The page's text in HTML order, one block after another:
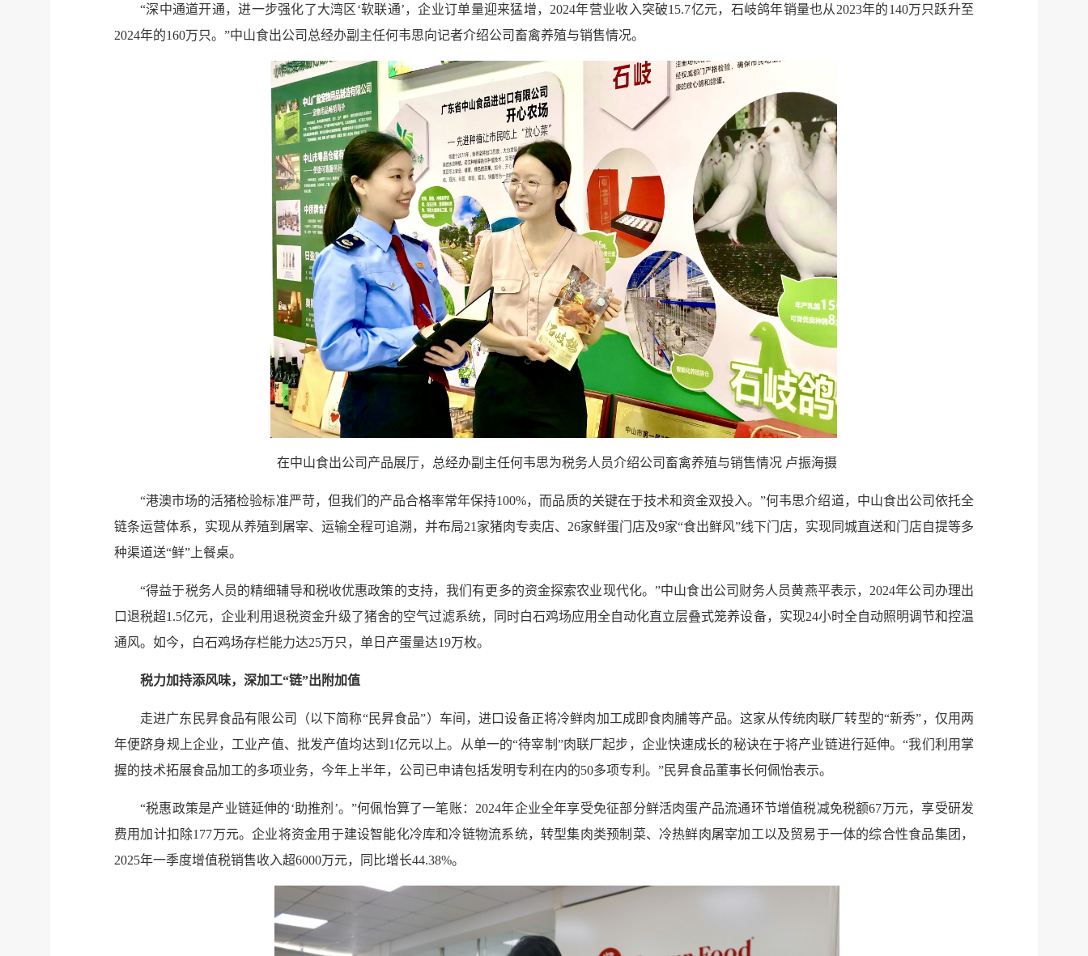
“深中通道开通，进一步强化了大湾区‘软联通’，企业订单量迎来猛增，2024年营业收入突破15.7亿元，石岐鸽年销量也从2023年的140万只跃升至
2024年的160万只。”中山食出公司总经办副主任何韦思向记者介绍公司畜禽养殖与销售情况。
在中山食出公司产品展厅，总经办副主任何韦思为税务人员介绍公司畜禽养殖与销售情况 卢振海摄
“港澳市场的活猪检验标准严苛，但我们的产品合格率常年保持100%，而品质的关键在于技术和资金双投入。”何韦思介绍道，中山食出公司依托全
链条运营体系，实现从养殖到屠宰、运输全程可追溯，并布局21家猪肉专卖店、26家鲜蛋门店及9家“食出鲜风”线下门店，实现同城直送和门店自提等多
种渠道送“鲜”上餐桌。
“得益于税务人员的精细辅导和税收优惠政策的支持，我们有更多的资金探索农业现代化。”中山食出公司财务人员黄燕平表示，2024年公司办理出
口退税超1.5亿元，企业利用退税资金升级了猪舍的空气过滤系统，同时白石鸡场应用全自动化直立层叠式笼养设备，实现24小时全自动照明调节和控温
通风。如今，白石鸡场存栏能力达25万只，单日产蛋量达19万枚。
税力加持添风味，深加工“链”出附加值
走进广东民昇食品有限公司（以下简称“民昇食品”）车间，进口设备正将冷鲜肉加工成即食肉脯等产品。这家从传统肉联厂转型的“新秀”，仅用两
年便跻身规上企业，工业产值、批发产值均达到1亿元以上。从单一的“待宰制”肉联厂起步，企业快速成长的秘诀在于将产业链进行延伸。“我们利用掌
握的技术拓展食品加工的多项业务，今年上半年，公司已申请包括发明专利在内的50多项专利。”民昇食品董事长何佩怡表示。
“税惠政策是产业链延伸的‘助推剂’。”何佩怡算了一笔账：2024年企业全年享受免征部分鲜活肉蛋产品流通环节增值税减免税额67万元，享受研发
费用加计扣除177万元。企业将资金用于建设智能化冷库和冷链物流系统，转型集肉类预制菜、冷热鲜肉屠宰加工以及贸易于一体的综合性食品集团，
2025年一季度增值税销售收入超6000万元，同比增长44.38%。